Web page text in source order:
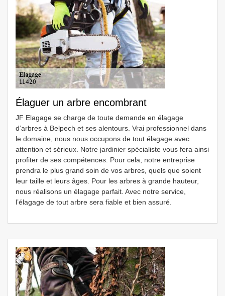
Élaguer un arbre encombrant
JF Elagage se charge de toute demande en élagage
d’arbres à Belpech et ses alentours. Vrai professionnel dans
le domaine, nous nous occupons de tout élagage avec
attention et sérieux. Notre jardinier spécialiste vous fera ainsi
profiter de ses compétences. Pour cela, notre entreprise
prendra le plus grand soin de vos arbres, quels que soient
leur taille et leurs âges. Pour les arbres à grande hauteur,
nous réalisons un élagage parfait. Avec notre service,
l’élagage de tout arbre sera fiable et bien assuré.